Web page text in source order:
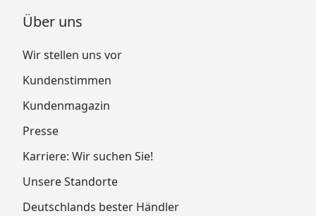
Über uns
Wir stellen uns vor
Kundenstimmen
Kundenmagazin
Presse
Karriere: Wir suchen Sie!
Unsere Standorte
Deutschlands bester Händler